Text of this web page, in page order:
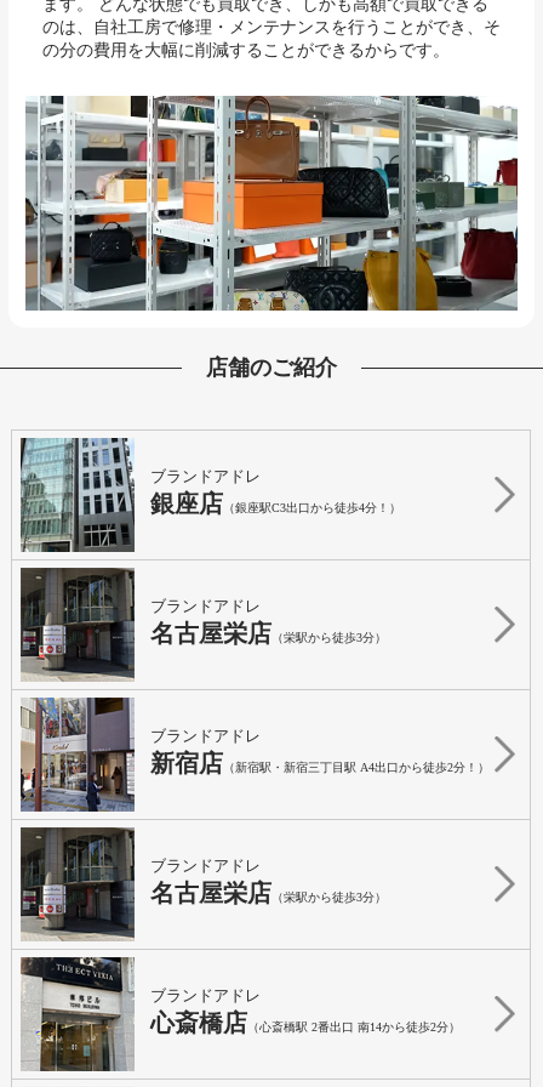
ます。 どんな状態でも買取でき、しかも高額で買取できる
のは、自社工房で修理・メンテナンスを行うことができ、そ
の分の費用を大幅に削減することができるからです。
店舗のご紹介
ブランドアドレ
銀座店 （銀座駅C3出口から徒歩4分！）
ブランドアドレ
名古屋栄店 （栄駅から徒歩3分）
ブランドアドレ
新宿店 （新宿駅・新宿三丁目駅 A4出口から徒歩2分！）
ブランドアドレ
名古屋栄店 （栄駅から徒歩3分）
ブランドアドレ
心斎橋店 （心斎橋駅 2番出口 南14から徒歩2分）